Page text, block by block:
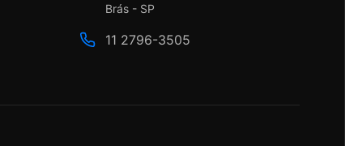
Brás - SP
11 2796-3505